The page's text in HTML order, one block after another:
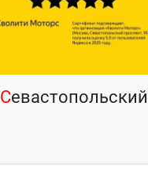
Севастопольский